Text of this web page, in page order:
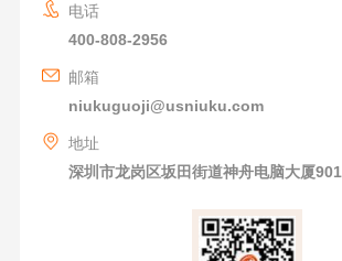
电话
400-808-2956
邮箱
niukuguoji@usniuku.com
地址
深圳市龙岗区坂田街道神舟电脑大厦901